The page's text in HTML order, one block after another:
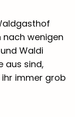
nach wenigen
Waldi
aus sind,
immer grob